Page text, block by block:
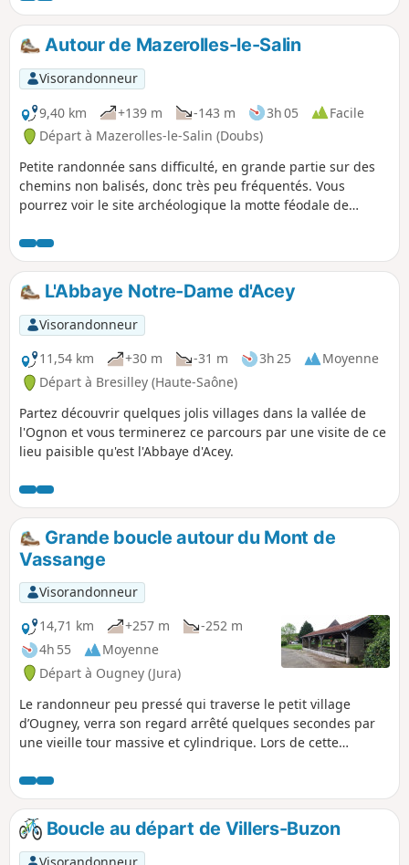
Autour de Mazerolles-le-Salin
Visorandonneur
9,40 km
+139 m -143 m 3h 05
Facile
Départ à Mazerolles-le-Salin (Doubs)
Petite randonnée sans difficulté, en grande partie sur des
chemins non balisés, donc très peu fréquentés. Vous
pourrez voir le site archéologique la motte féodale de
L'Abbaye Notre-Dame d'Acey
Visorandonneur
11,54 km
+30 m -31 m 3h 25
Moyenne
Départ à Bresilley (Haute-Saône)
Partez découvrir quelques jolis villages dans la vallée de
l'Ognon et vous terminerez ce parcours par une visite de ce
lieu paisible qu'est l'Abbaye d'Acey.
Grande boucle autour du Mont de
Vassange
Visorandonneur
14,71 km
+257 m
-252 m
4h 55
Moyenne
Départ à Ougney (Jura)
Le randonneur peu pressé qui traverse le petit village
d’Ougney, verra son regard arrêté quelques secondes par
une vieille tour massive et cylindrique. Lors de cette
nous nous dirigerons vers Gendrey et Taxenne pour revenir
à Ougney. Le relief vallonné et verdoyant vous fera
découvrir une partie du Nord du Jura (39).
Boucle au départ de Villers-Buzon